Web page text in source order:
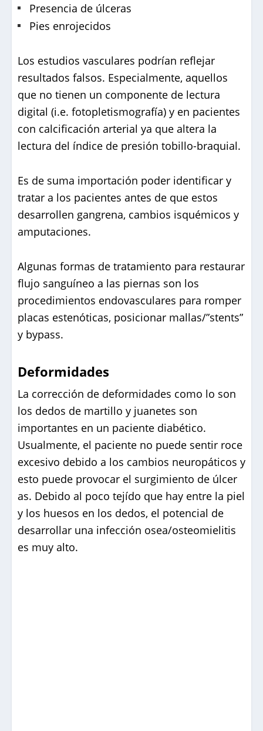
Presencia de úlceras
Pies enrojecidos
Los estudios vasculares podrían reflejar
resultados falsos. Especialmente, aquellos
que no tienen un componente de lectura
digital (i.e. fotopletismografía) y en pacientes
con calcificación arterial ya que altera la
lectura del índice de presión tobillo-braquial.
Es de suma importación poder identificar y
tratar a los pacientes antes de que estos
desarrollen gangrena, cambios isquémicos y
amputaciones.
Algunas formas de tratamiento para restaurar
flujo sanguíneo a las piernas son los
procedimientos endovasculares para romper
placas estenóticas, posicionar mallas/”stents”
y bypass.
Deformidades
La corrección de deformidades como lo son
los dedos de martillo y juanetes son
importantes en un paciente diabético.
Usualmente, el paciente no puede sentir roce
excesivo debido a los cambios neuropáticos y
esto puede provocar el surgimiento de úlcer
as. Debido al poco tejído que hay entre la piel
y los huesos en los dedos, el potencial de
desarrollar una infección osea/osteomielitis
es muy alto.